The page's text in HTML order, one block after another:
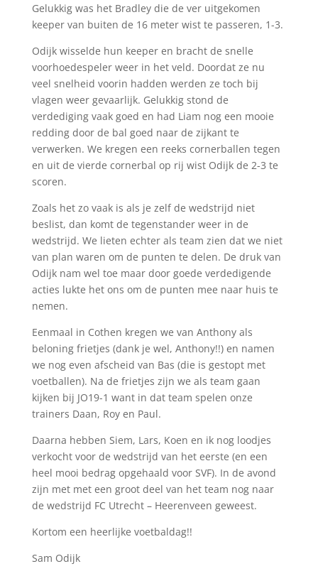
Gelukkig was het Bradley die de ver uitgekomen
keeper van buiten de 16 meter wist te passeren, 1-3.
Odijk wisselde hun keeper en bracht de snelle
voorhoedespeler weer in het veld. Doordat ze nu
veel snelheid voorin hadden werden ze toch bij
vlagen weer gevaarlijk. Gelukkig stond de
verdediging vaak goed en had Liam nog een mooie
redding door de bal goed naar de zijkant te
verwerken. We kregen een reeks cornerballen tegen
en uit de vierde cornerbal op rij wist Odijk de 2-3 te
scoren.
Zoals het zo vaak is als je zelf de wedstrijd niet
beslist, dan komt de tegenstander weer in de
wedstrijd. We lieten echter als team zien dat we niet
van plan waren om de punten te delen. De druk van
Odijk nam wel toe maar door goede verdedigende
acties lukte het ons om de punten mee naar huis te
nemen.
Eenmaal in Cothen kregen we van Anthony als
beloning frietjes (dank je wel, Anthony!!) en namen
we nog even afscheid van Bas (die is gestopt met
voetballen). Na de frietjes zijn we als team gaan
kijken bij JO19-1 want in dat team spelen onze
trainers Daan, Roy en Paul.
Daarna hebben Siem, Lars, Koen en ik nog loodjes
verkocht voor de wedstrijd van het eerste (en een
heel mooi bedrag opgehaald voor SVF). In de avond
zijn met met een groot deel van het team nog naar
de wedstrijd FC Utrecht – Heerenveen geweest.
Kortom een heerlijke voetbaldag!!
Sam Odijk